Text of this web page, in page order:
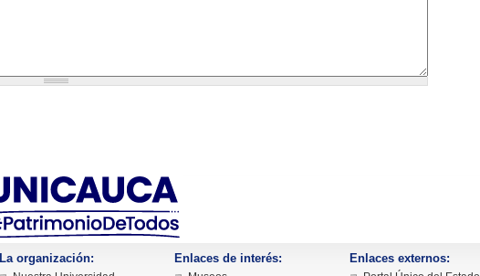
La organización: Enlaces de interés: Enlaces externos: